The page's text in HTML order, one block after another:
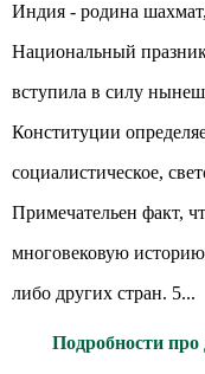
Индия - родина
Национальный празник
вступила в силу
Конституции
социалистическое,
Примечательен факт,
многовековую
либо других стран. 5...
Подробности